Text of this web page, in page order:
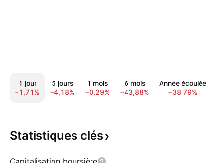
1 jour
−1,71%
5 jours
−4,18%
1 mois
−0,29%
6 mois
−43,88%
Année écoulée
−38,79%
Statistiques clés
Capitalisation boursière